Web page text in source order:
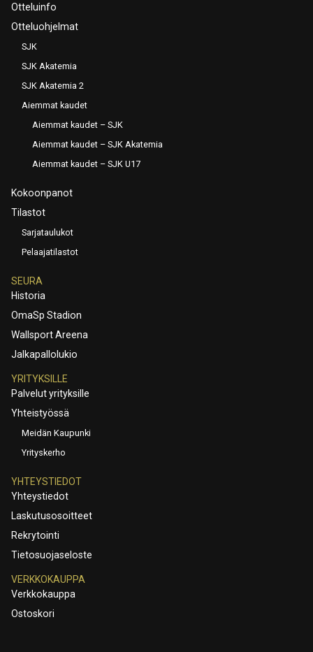
Otteluinfo
Otteluohjelmat
SJK
SJK Akatemia
SJK Akatemia 2
Aiemmat kaudet
Aiemmat kaudet – SJK
Aiemmat kaudet – SJK Akatemia
Aiemmat kaudet – SJK U17
Kokoonpanot
Tilastot
Sarjataulukot
Pelaajatilastot
SEURA
Historia
OmaSp Stadion
Wallsport Areena
Jalkapallolukio
YRITYKSILLE
Palvelut yrityksille
Yhteistyössä
Meidän Kaupunki
Yrityskerho
YHTEYSTIEDOT
Yhteystiedot
Laskutusosoitteet
Rekrytointi
Tietosuojaseloste
VERKKOKAUPPA
Verkkokauppa
Ostoskori